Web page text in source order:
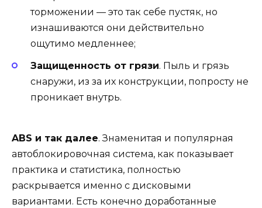
торможении — это так себе пустяк, но
изнашиваются они действительно
ощутимо медленнее;
Защищенность от грязи. Пыль и грязь
снаружи, из за их конструкции, попросту не
проникает внутрь.
ABS и так далее. Знаменитая и популярная
автоблокировочная система, как показывает
практика и статистика, полностью
раскрывается именно с дисковыми
вариантами. Есть конечно доработанные